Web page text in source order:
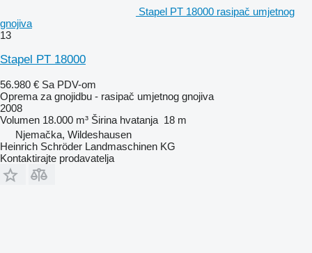
Stapel PT 18000 rasipač umjetnog
gnojiva
13
Stapel PT 18000
56.980 € Sa PDV-om
Oprema za gnojidbu - rasipač umjetnog gnojiva
2008
Volumen 18.000 m³ Širina hvatanja 18 m
Njemačka, Wildeshausen
Heinrich Schröder Landmaschinen KG
Kontaktirajte prodavatelja